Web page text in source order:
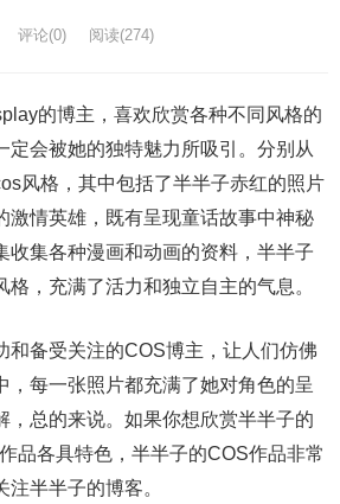
评论(0) 阅读(274)
的博主，喜欢欣赏各种不同风格的
定会被她的独特魅力所吸引。分别从
风格，其中包括了半半子赤红的照片
激情英雄，既有呈现童话故事中神秘
收集各种漫画和动画的资料，半半子
，充满了活力和独立自主的气息。
和备受关注的COS博主，让人们仿佛
，每一张照片都充满了她对角色的呈
，总的来说。如果你想欣赏半半子的
品各具特色，半半子的COS作品非常
半半子的博客。